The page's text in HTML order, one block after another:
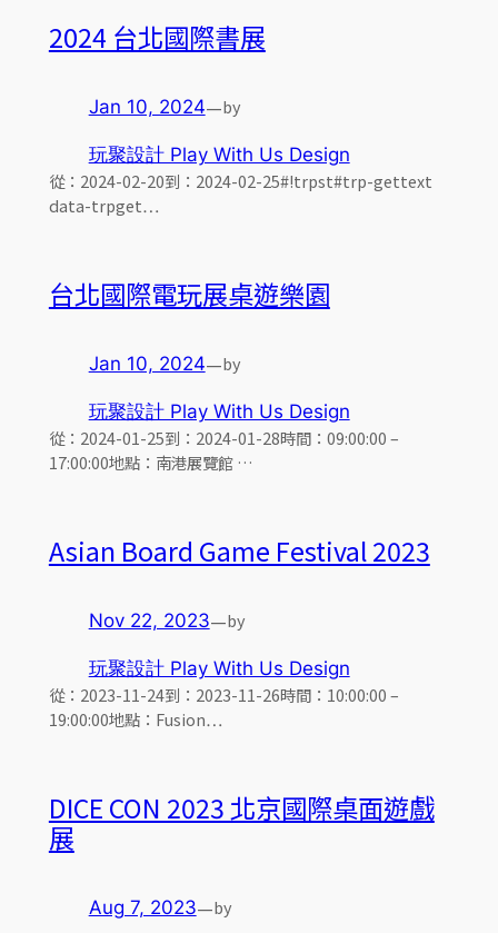
2024 台北國際書展
Jan 10, 2024—by
玩聚設計 Play With Us Design
從：2024-02-20到：2024-02-25#!trpst#trp-gettext
data-trpget…
台北國際電玩展桌遊樂園
Jan 10, 2024—by
玩聚設計 Play With Us Design
從：2024-01-25到：2024-01-28時間：09:00:00 –
17:00:00地點：南港展覽館 …
Asian Board Game Festival 2023
Nov 22, 2023—by
玩聚設計 Play With Us Design
從：2023-11-24到：2023-11-26時間：10:00:00 –
19:00:00地點：Fusion…
DICE CON 2023 北京國際桌面遊戲
展
Aug 7, 2023—by